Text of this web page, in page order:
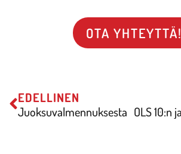
OTA YHTEYTTÄ!
EDELLINEN
Juoksuvalmennuksesta